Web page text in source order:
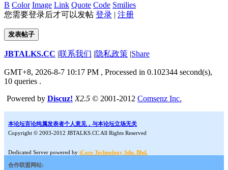
B Color Image Link Quote Code Smilies
您需要登录后才可以发帖 登录 | 注册
发表帖子
JBTALKS.CC |联系我们 |隐私政策 |Share
GMT+8, 2026-8-7 10:17 PM , Processed in 0.102344 second(s),
10 queries .
Powered by Discuz! X2.5 © 2001-2012 Comsenz Inc.
本论坛言论纯属发表者个人意见，与本论坛立场无关
Copyright © 2003-2012 JBTALKS.CC All Rights Reserved
Dedicated Server powered by iCore Technology Sdn. Bhd.
合作联盟网站: